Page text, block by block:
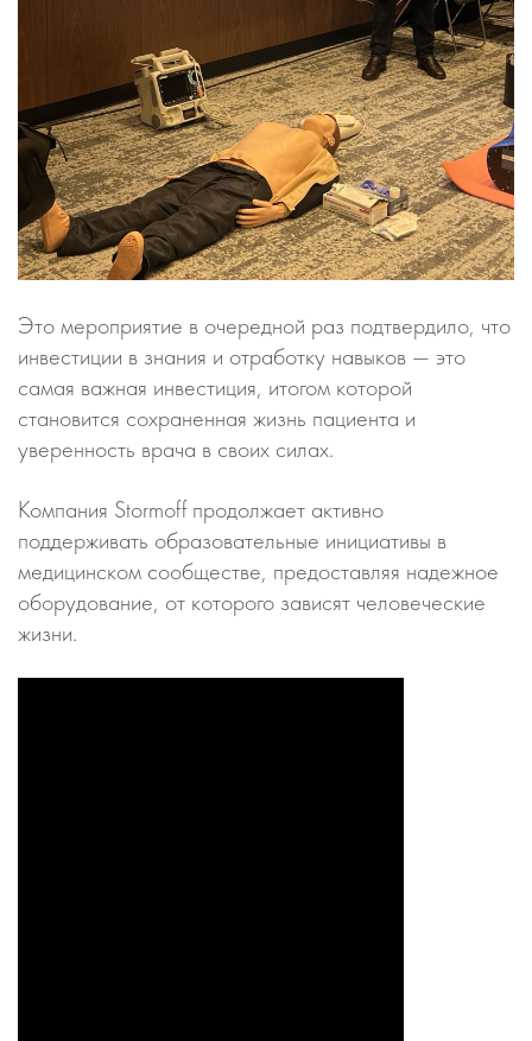
Это мероприятие в очередной раз подтвердило, что
инвестиции в знания и отработку навыков — это
самая важная инвестиция, итогом которой
становится сохраненная жизнь пациента и
уверенность врача в своих силах.
Компания Stormoff продолжает активно
поддерживать образовательные инициативы в
медицинском сообществе, предоставляя надежное
оборудование, от которого зависят человеческие
жизни.